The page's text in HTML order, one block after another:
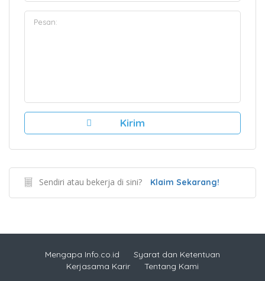
Sendiri atau bekerja di sini? Klaim Sekarang!
Mengapa Info.co.id
Syarat dan Ketentuan
Kerjasama Karir
Tentang Kami